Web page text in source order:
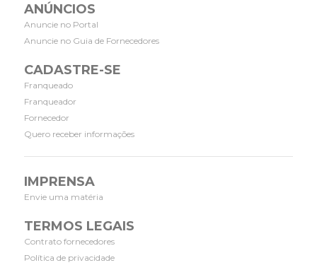
ANÚNCIOS
Anuncie no Portal
Anuncie no Guia de Fornecedores
CADASTRE-SE
Franqueado
Franqueador
Fornecedor
Quero receber informações
IMPRENSA
Envie uma matéria
TERMOS LEGAIS
Contrato fornecedores
Política de privacidade